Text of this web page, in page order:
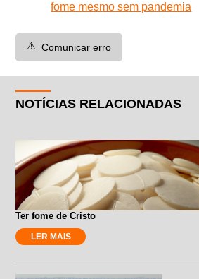
fome mesmo sem pandemia
⚠️ Comunicar erro
NOTÍCIAS RELACIONADAS
Ter fome de Cristo
LER MAIS